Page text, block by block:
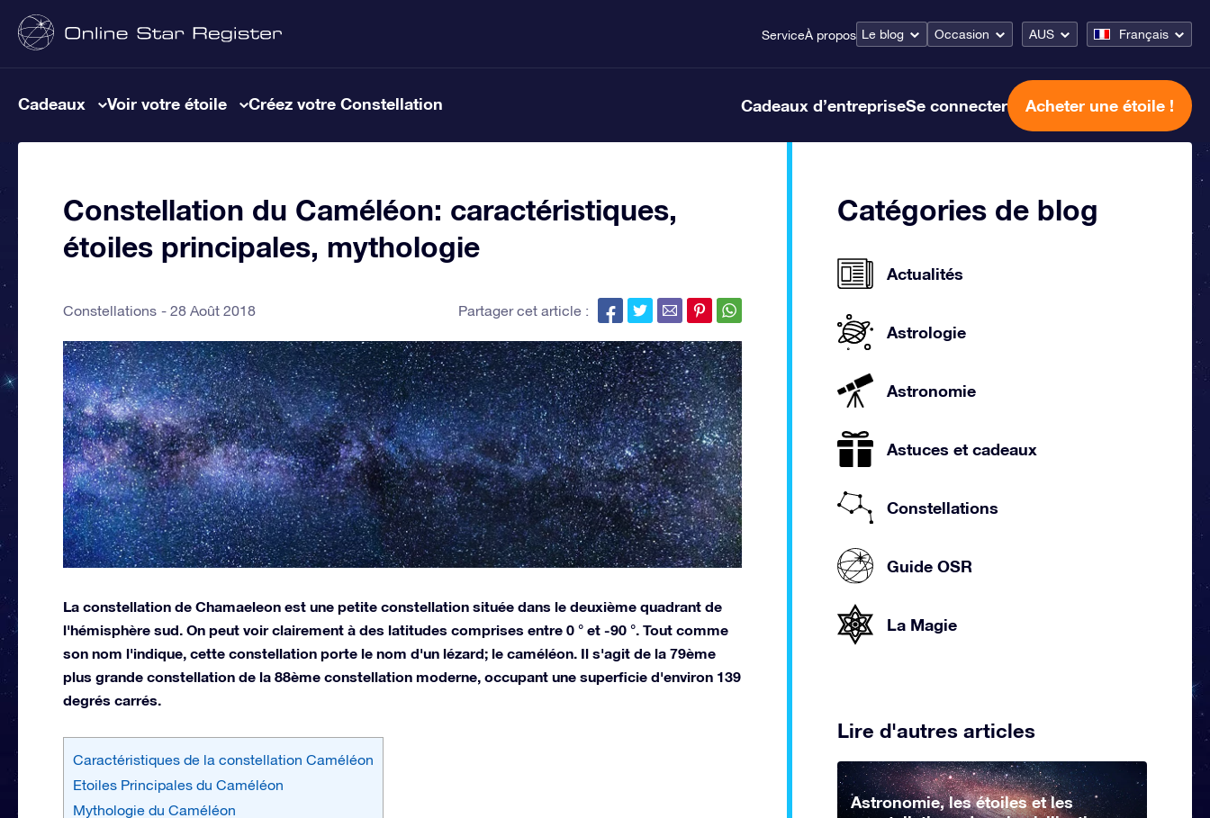
ServiceÀ propos Le blog Occasion AUS Français
Cadeaux Voir votre étoile Créez votre Constellation Cadeaux d’entrepriseSe connecter Acheter une étoile !
Constellation du Caméléon: caractéristiques,
étoiles principales, mythologie
Constellations 28 Août 2018 Partager cet article :
La constellation de Chamaeleon est une petite constellation située dans le deuxième quadrant de
l'hémisphère sud. On peut voir clairement à des latitudes comprises entre 0 ° et -90 °. Tout comme
son nom l'indique, cette constellation porte le nom d'un lézard; le caméléon. Il s'agit de la 79ème
plus grande constellation de la 88ème constellation moderne, occupant une superficie d'environ 139
degrés carrés.
Caractéristiques de la constellation Caméléon
Etoiles Principales du Caméléon
Mythologie du Caméléon
Catégories de blog
Actualités
Astrologie
Astronomie
Astuces et cadeaux
Constellations
Guide OSR
La Magie
Lire d'autres articles
Astronomie, les étoiles et les